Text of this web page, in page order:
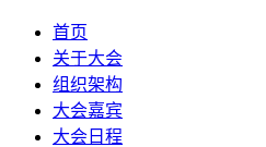
首页
关于大会
组织架构
大会嘉宾
大会日程